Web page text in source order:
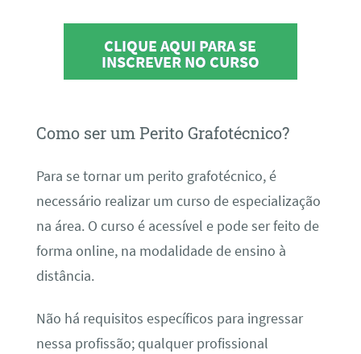
CLIQUE AQUI PARA SE
INSCREVER NO CURSO
Como ser um Perito Grafotécnico?
Para se tornar um perito grafotécnico, é
necessário realizar um curso de especialização
na área. O curso é acessível e pode ser feito de
forma online, na modalidade de ensino à
distância.
Não há requisitos específicos para ingressar
nessa profissão; qualquer profissional